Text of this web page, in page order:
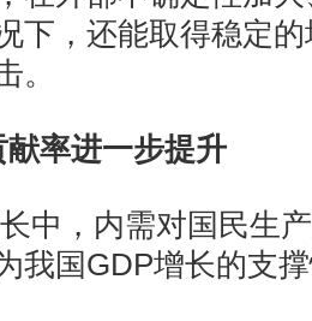
下，还能取得稳定
。
率进一步提升
中，内需对国民生
我国GDP增长的支